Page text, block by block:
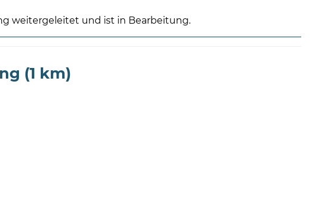
weitergeleitet und ist in Bearbeitung.
(1 km)